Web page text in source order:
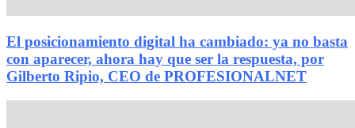
El posicionamiento digital ha cambiado: ya no basta
con aparecer, ahora hay que ser la respuesta, por
Gilberto Ripio, CEO de PROFESIONALNET